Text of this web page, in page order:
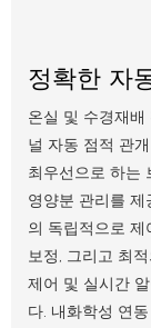
정확한 자
온실 및 수경재
널 자동 점적 관
최우선으로 하는
영양분 관리를
의 독립적으로
보정, 그리고 최
제어 및 실시간
다. 내화학성 연